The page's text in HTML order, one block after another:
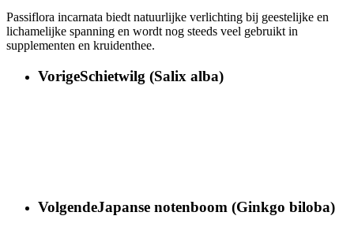
Passiflora incarnata biedt natuurlijke verlichting bij geestelijke en
lichamelijke spanning en wordt nog steeds veel gebruikt in
supplementen en kruidenthee.
VorigeSchietwilg (Salix alba)
VolgendeJapanse notenboom (Ginkgo biloba)